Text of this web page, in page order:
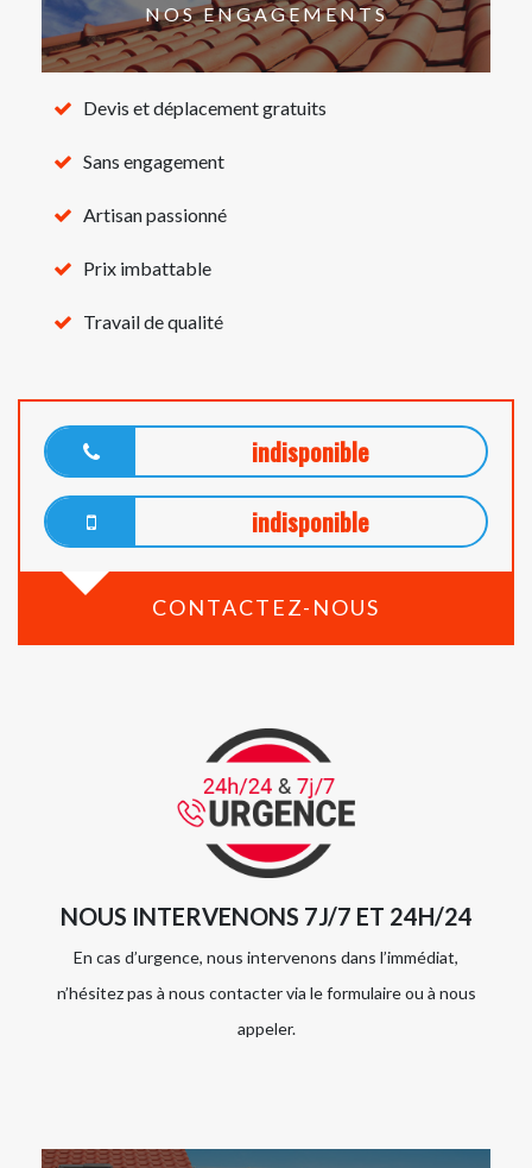
NOS ENGAGEMENTS
Devis et déplacement gratuits
Sans engagement
Artisan passionné
Prix imbattable
Travail de qualité
indisponible
indisponible
CONTACTEZ-NOUS
NOUS INTERVENONS 7J/7 ET 24H/24
En cas d’urgence, nous intervenons dans l’immédiat,
n’hésitez pas à nous contacter via le formulaire ou à nous
appeler.